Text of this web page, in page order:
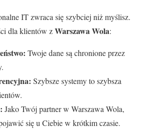
IT zwraca się szybciej niż myślisz.
dla klientów zWarszawa Wola:
Twoje dane są chronione przez
Szybsze systemy to szybsza
Jako Twój partner w Warszawa Wola,
się u Ciebie w krótkim czasie.